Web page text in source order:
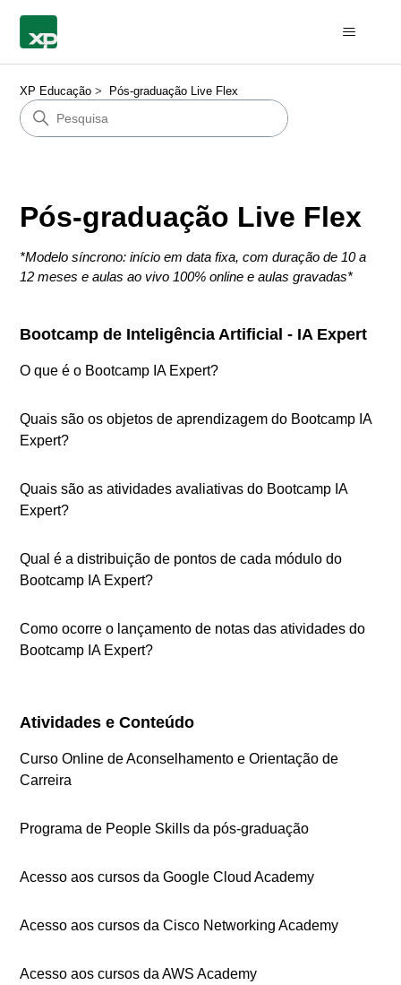
XP Educação Pós-graduação Live Flex
Pós-graduação Live Flex
*Modelo síncrono: início em data fixa, com duração de 10 a
12 meses e aulas ao vivo 100% online e aulas gravadas*
Bootcamp de Inteligência Artificial - IA Expert
O que é o Bootcamp IA Expert?
Quais são os objetos de aprendizagem do Bootcamp IA
Expert?
Quais são as atividades avaliativas do Bootcamp IA
Expert?
Qual é a distribuição de pontos de cada módulo do
Bootcamp IA Expert?
Como ocorre o lançamento de notas das atividades do
Bootcamp IA Expert?
Atividades e Conteúdo
Curso Online de Aconselhamento e Orientação de
Carreira
Programa de People Skills da pós-graduação
Acesso aos cursos da Google Cloud Academy
Acesso aos cursos da Cisco Networking Academy
Acesso aos cursos da AWS Academy